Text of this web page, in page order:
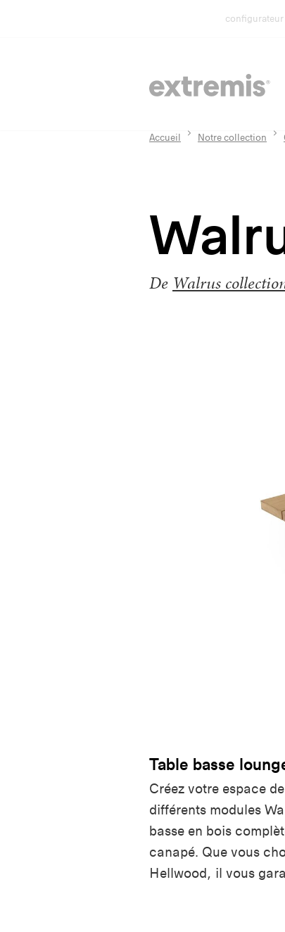
configurateur
Accueil Notre collection
De Walrus
Table basse
Créez votre espace
différents modules
basse en bois
canapé. Que vous
Hellwood, il vous